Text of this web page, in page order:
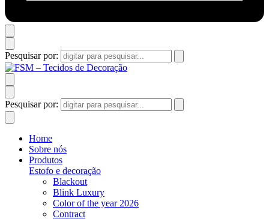
Pesquisar por:
Pesquisar por:
Home
Sobre nós
Produtos
Estofo e decoração
Blackout
Blink Luxury
Color of the year 2026
Contract